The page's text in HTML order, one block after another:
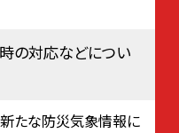
の対応などについ
たな防災気象情報に